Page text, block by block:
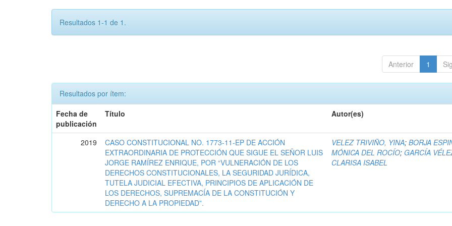
Resultados 1-1 de 1.
Anterior 1
Resultados por ítem:
Fecha de
publicación
Título Autor(es)
2019
CASO CONSTITUCIONAL NO. 1773-11-EP DE ACCIÓN
EXTRAORDINARIA DE PROTECCIÓN QUE SIGUE EL SEÑOR LUIS
JORGE RAMÍREZ ENRIQUE, POR “VULNERACIÓN DE LOS
DERECHOS CONSTITUCIONALES, LA SEGURIDAD JURÍDICA,
TUTELA JUDICIAL EFECTIVA, PRINCIPIOS DE APLICACIÓN DE
LOS DERECHOS, SUPREMACÍA DE LA CONSTITUCIÓN Y
DERECHO A LA PROPIEDAD”.
VELEZ TRIVIÑO, YINA;BORJA
MÓNICA DEL ROCÍO; GARCÍA
CLARISA ISABEL